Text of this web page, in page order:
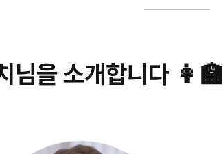
님을 소개합니다 👩‍🏫